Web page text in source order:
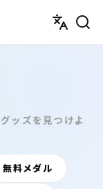
ッズを見つけよ
無料メダル